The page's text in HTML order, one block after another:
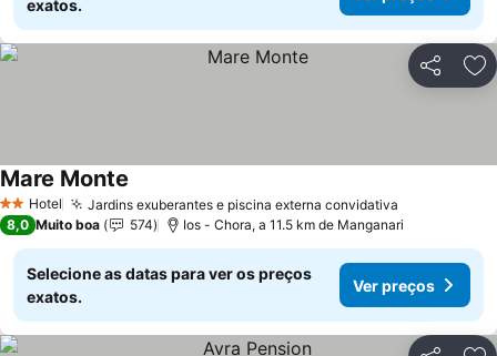
exatos.
Partilhar
2 Estrelas
Hotel Jardins exuberantes e piscina externa convidativa
Mare Monte
8,0 Muito boa 574 Ios - Chora, a 11.5 km de Manganari
Selecione as datas para ver os preços
exatos.
Ver preços